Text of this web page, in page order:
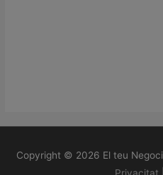
Copyright © 2026 El teu
Privacitat